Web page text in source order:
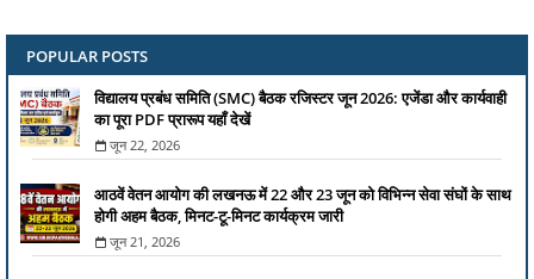
POPULAR POSTS
विद्यालय प्रबंध समिति (SMC) बैठक रजिस्टर जून 2026: एजेंडा और कार्यवाही
का पूरा PDF प्रारूप यहाँ देखें
जून 22, 2026
आठवें वेतन आयोग की लखनऊ में 22 और 23 जून को विभिन्न सेवा संघों के साथ
होगी अहम बैठक, मिनट-टू-मिनट कार्यक्रम जारी
जून 21, 2026